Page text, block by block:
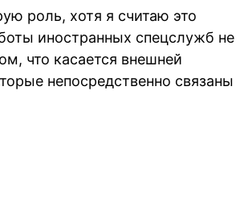
роль, хотя я считаю это
иностранных спецслужб не
что касается внешней
непосредственно связаны